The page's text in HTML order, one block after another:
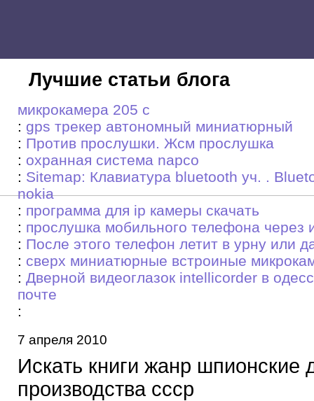
Лучшие статьи блога
микрокамера 205 с
: gps трекер автономный миниатюрный
: Против прослушки. Жсм прослушка
: охранная система napco
: Sitemap: Клавиатура bluetooth уч. .
nokia
: программа для ip камеры скачать
: прослушка мобильного телефона через
: После этого телефон летит в урну или
: сверх миниатюрные встроиные
: Дверной видеоглазок intellicorder в
почте
:
7 апреля 2010
Искaть книги жaнр шпионские
производствa ссср